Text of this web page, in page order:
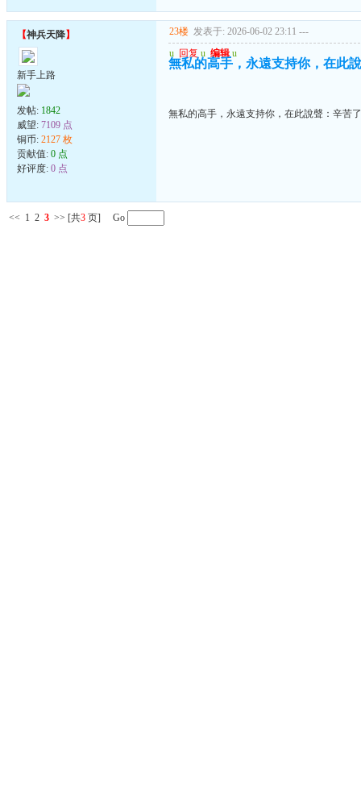
【神兵天降】
新手上路
发帖: 1842
威望: 7109 点
铜币: 2127 枚
贡献值: 0 点
好评度: 0 点
23楼 发表于: 2026-06-02 23:11 ---
u 回复 u 编辑 u
無私的高手，永遠支持你，在此
無私的高手，永遠支持你，在此說聲：辛苦了
<< 1 2 3 >> [共3 页] Go